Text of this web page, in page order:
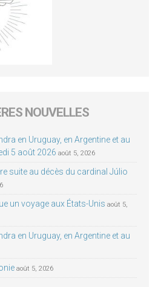
NOUVELLES
en Uruguay, en Argentine et au
5 août 2026 août 5, 2026
suite au décès du cardinal Júlio
un voyage aux États-Unis août 5,
en Uruguay, en Argentine et au
août 5, 2026